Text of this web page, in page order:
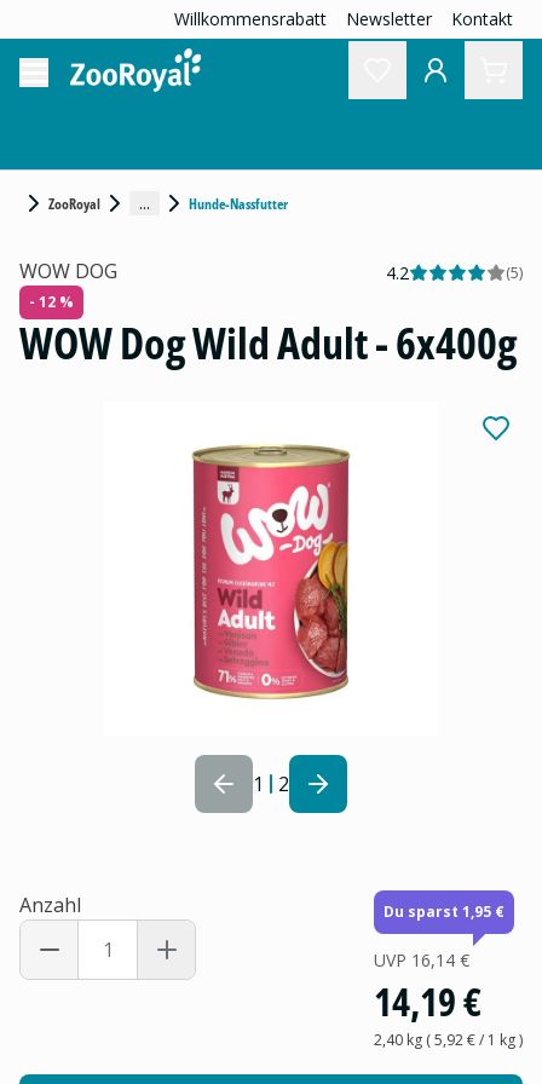
Willkommensrabatt Newsletter Kontakt
ZooRoyal ... Hunde-Nassfutter
1 2
WOW DOG 4.2 (5)
- 12 %
WOW Dog Wild Adult - 6x400g
Anzahl Du sparst 1,95 €
UVP 16,14 €
14,19 €
2,40 kg(5,92 €/ 1 kg)